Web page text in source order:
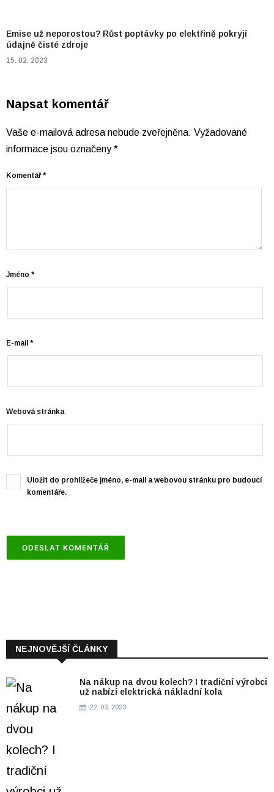
Emise už neporostou? Růst poptávky po elektřině pokryjí
údajně čisté zdroje
15. 02. 2023
Napsat komentář
Vaše e-mailová adresa nebude zveřejněna. Vyžadované
informace jsou označeny*
Komentář*
Jméno *
E-mail *
Webová stránka
Uložit do prohlížeče jméno, e-mail a webovou stránku pro budoucí
komentáře.
NEJNOVĚJŠÍ ČLÁNKY
Na nákup na dvou kolech? I tradiční výrobci
už nabízí elektrická nákladní kola
22. 03. 2023